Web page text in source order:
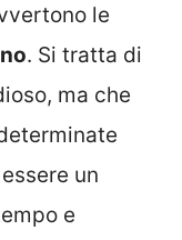
le
. Si tratta di
ma che
un
e